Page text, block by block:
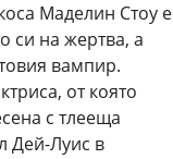
Маделин Стоу е
си на жертва, а
вампир.
от която
с тлееща
Дей-Луис в